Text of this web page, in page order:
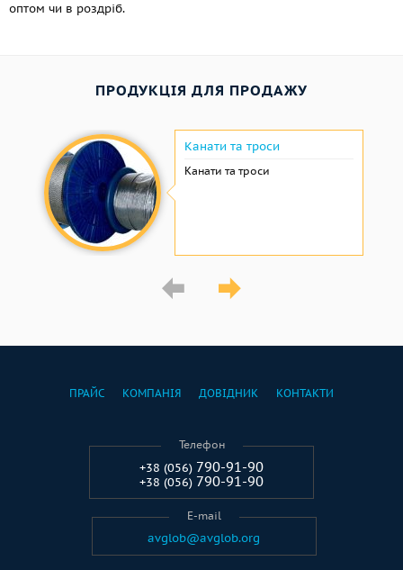
оптом чи в роздріб.
ПРОДУКЦІЯ ДЛЯ ПРОДАЖУ
Канати та троси
Канати та троси
ПРАЙС КОМПАНІЯ ДОВІДНИК КОНТАКТИ
Телефон
+38 (056) 790-91-90
+38 (056) 790-91-90
E-mail
avglob@avglob.org